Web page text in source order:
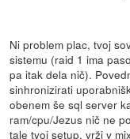
Ni problem plac, tvoj
sistemu (raid 1 ima
pa itak dela nič).
sinhronizirati
obenem še sql server
ram/cpu/Jezus nič ne
tale tvoj setup, vrži v